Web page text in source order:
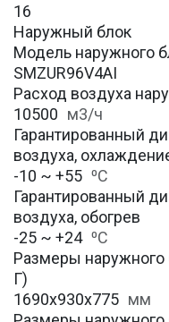
16
Наружный блок
Модель наружного
SMZUR96V4AI
Расход воздуха
10500 м3/ч
Гарантированный
воздуха,
-10 ~ +55 ⁰С
Гарантированный
воздуха, обогрев
-25 ~ +24 ⁰С
Размеры наружного
Г)
1690x930x775 мм